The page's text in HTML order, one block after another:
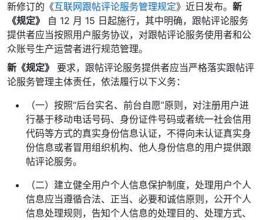
新修订的《互联网跟帖评论服务管理规定》近日发布。 新
《规定》
自 12 月 15 日起施行，其中明确，跟帖评论服务
提供者应当按照用户服务协议，对跟帖评论服务使用者和公
众账号生产运营者进行规范管理。
新《规定》
要求，跟帖评论服务提供者应当严格落实跟帖评
论服务管理主体责任，依法履行以下义务：
（一）按照“后台实名、前台自愿”原则，对注册用户进
行基于移动电话号码、身份证件号码或者统一社会信用
代码等方式的真实身份信息认证，不得向未认证真实身
份信息或者冒用组织机构、他人身份信息的用户提供跟
帖评论服务。
（二）建立健全用户个人信息保护制度，处理用户个人
信息应当遵循合法、正当、必要和诚信原则，公开个人
信息处理规则，告知个人信息的处理目的、处理方式、